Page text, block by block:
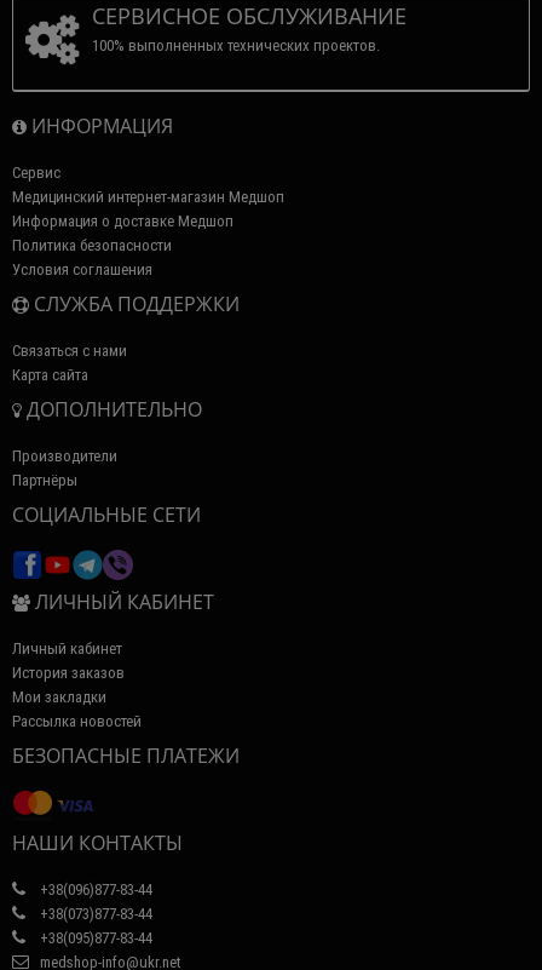
СЕРВИСНОЕ ОБСЛУЖИВАНИЕ
100% выполненных технических проектов.
ИНФОРМАЦИЯ
Сервис
Медицинский интернет-магазин Медшоп
Информация о доставке Медшоп
Политика безопасности
Условия соглашения
СЛУЖБА ПОДДЕРЖКИ
Связаться с нами
Карта сайта
ДОПОЛНИТЕЛЬНО
Производители
Партнёры
СОЦИАЛЬНЫЕ СЕТИ
ЛИЧНЫЙ КАБИНЕТ
Личный кабинет
История заказов
Мои закладки
Рассылка новостей
БЕЗОПАСНЫЕ ПЛАТЕЖИ
НАШИ КОНТАКТЫ
+38(096)877-83-44
+38(073)877-83-44
+38(095)877-83-44
medshop-info@ukr.net